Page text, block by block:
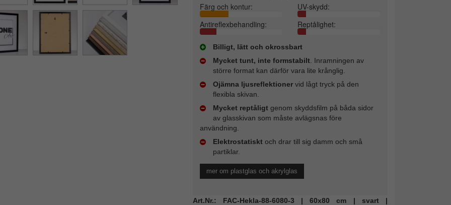
Färg och kontur:
UV-skydd:
Antireflexbehandling:
Reptålighet:
Billigt, lätt och okrossbart
Mycket tunt, inte formstabilt. Inramningen av
större format kan därför vara lite krånglig.
Ojämna ljusreflektionervid lågt tryck på den
flexibla skivan.
Mycket reptåligtgenom skyddsfilm på båda sidor
av glasskivan som måste avlägsnas före
användning.
Elektrostatisktoch drar till sig damm och små
partiklar.
mer om plastglas och akrylglas
Art.Nr.: FAC-Hekla-88-6080-3 | 60x80 cm | svart |